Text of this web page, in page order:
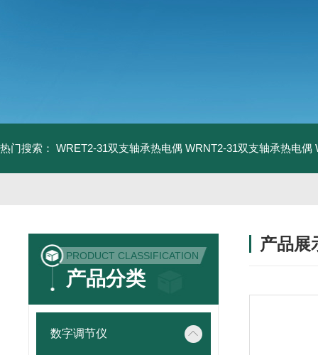
热门搜索： WRET2-31双支轴承热电偶 WRNT2-31双支轴承热电偶
PRODUCT CLASSIFICATION
产品分类
数字调节仪
产品展